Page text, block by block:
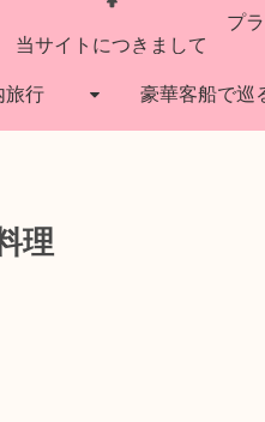
当サイトにつきまして
プ
旅行 豪華客船で巡
理